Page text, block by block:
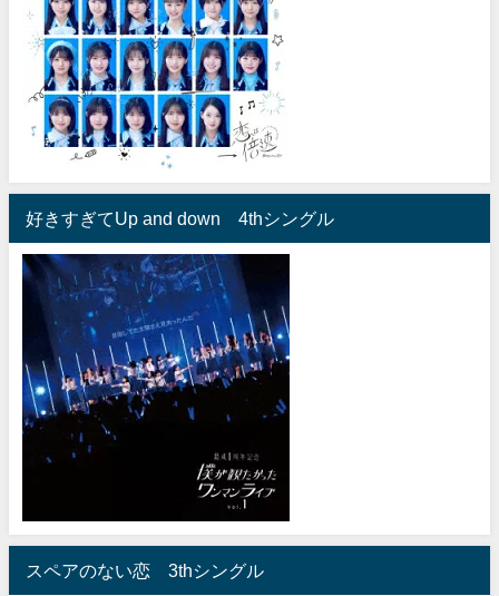
好きすぎてUp and down 4thシングル
スペアのない恋 3thシングル